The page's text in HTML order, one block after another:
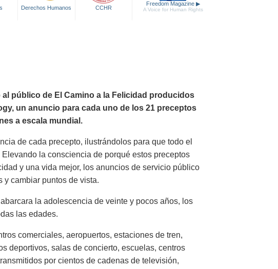
Derechos Humanos CCHR
Freedom Magazine ▶
A Voice for Human Rights
público de El Camino a la Felicidad producidos
un anuncio para cada uno de los 21 preceptos
a escala mundial.
de cada precepto, ilustrándolos para que todo el
la consciencia de porqué estos preceptos
y una vida mejor, los anuncios de servicio público
y cambiar puntos de vista.
la adolescencia de veinte y pocos años, los
las edades.
comerciales, aeropuertos, estaciones de tren,
deportivos, salas de concierto, escuelas, centros
por cientos de cadenas de televisión,